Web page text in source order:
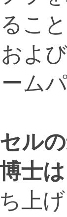
こ
よ
ム
ル
士
ち上